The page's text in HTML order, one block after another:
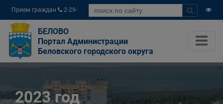
Прием граждан
2-29-
04
БЕЛОВО
Портал Администрации
Беловского городского округа
2023 год